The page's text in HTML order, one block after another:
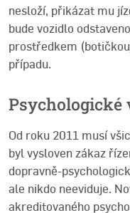
nesloží, přikázat mu
bude vozidlo
prostředkem
případu.
Psychologické
Od roku 2011 musí
byl vysloven zákaz
dopravně-
ale nikdo neeviduje.
akreditovaného